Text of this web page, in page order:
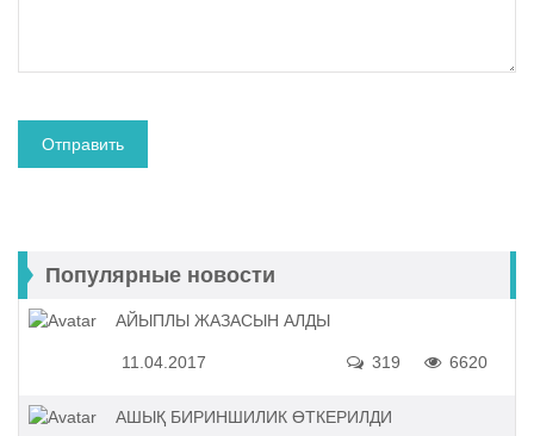
Популярные новости
АЙЫПЛЫ ЖАЗАСЫН АЛДЫ
11.04.2017 6620
319
АШЫҚ БИРИНШИЛИК ӨТКЕРИЛДИ